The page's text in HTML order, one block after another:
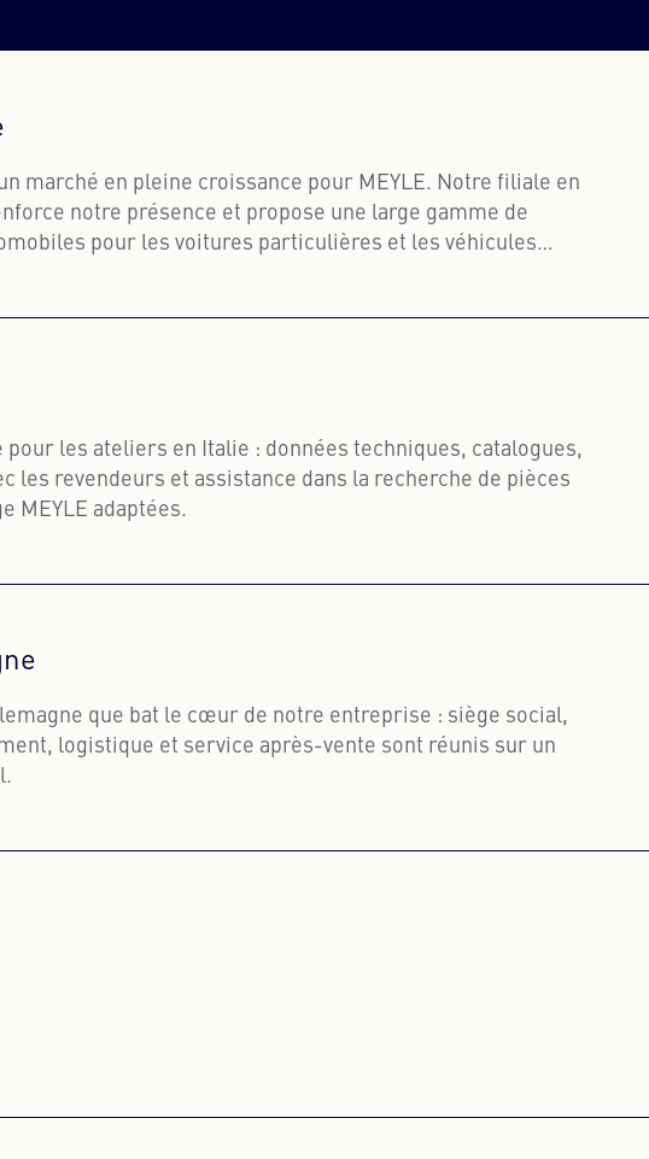
marché en pleine croissance pour MEYLE. Notre filiale en
notre présence et propose une large gamme de
pour les voitures particulières et les véhicules
pour les ateliers en Italie : données techniques, catalogues,
les revendeurs et assistance dans la recherche de pièces
MEYLE adaptées.
que bat le cœur de notre entreprise : siège social,
logistique et service après-vente sont réunis sur un